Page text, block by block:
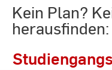
eingeben
Kein Plan?
herausfinden: